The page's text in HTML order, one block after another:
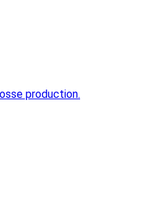
production.